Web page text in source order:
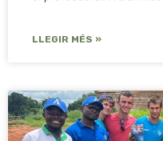
LLEGIR MÉS »